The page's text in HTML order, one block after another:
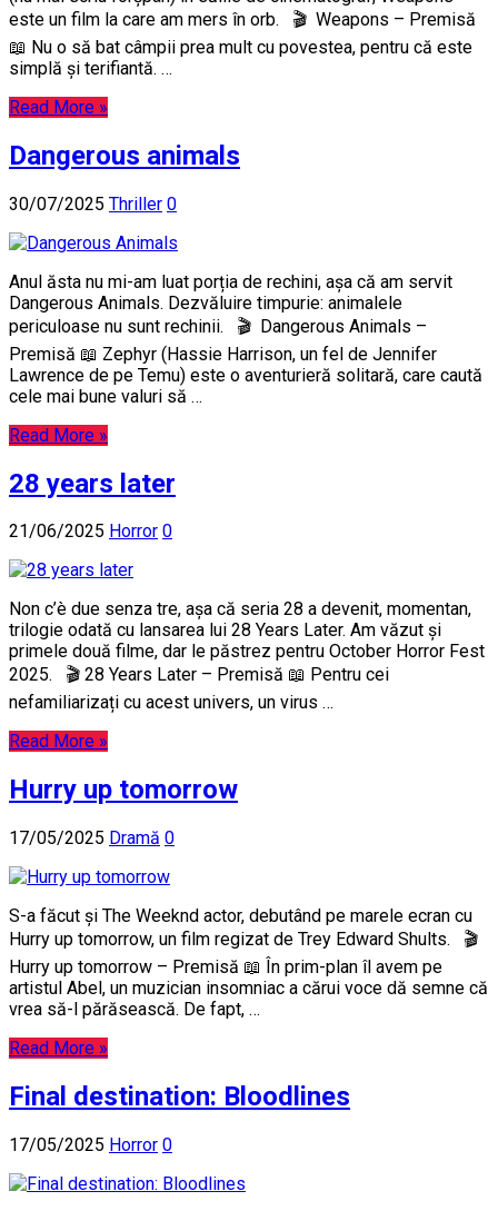
este un film la care am mers în orb. 🎬 Weapons – Premisă
📖 Nu o să bat câmpii prea mult cu povestea, pentru că este
simplă și terifiantă. …
Read More »
Dangerous animals
30/07/2025 Thriller 0
Anul ăsta nu mi-am luat porția de rechini, așa că am servit
Dangerous Animals. Dezvăluire timpurie: animalele
periculoase nu sunt rechinii. 🎬 Dangerous Animals –
Premisă 📖 Zephyr (Hassie Harrison, un fel de Jennifer
Lawrence de pe Temu) este o aventurieră solitară, care caută
cele mai bune valuri să …
Read More »
28 years later
21/06/2025 Horror 0
Non c’è due senza tre, așa că seria 28 a devenit, momentan,
trilogie odată cu lansarea lui 28 Years Later. Am văzut și
primele două filme, dar le păstrez pentru October Horror Fest
2025. 🎬 28 Years Later – Premisă 📖 Pentru cei
nefamiliarizați cu acest univers, un virus …
Read More »
Hurry up tomorrow
17/05/2025 Dramă 0
S-a făcut și The Weeknd actor, debutând pe marele ecran cu
Hurry up tomorrow, un film regizat de Trey Edward Shults. 🎬
Hurry up tomorrow – Premisă 📖 În prim-plan îl avem pe
artistul Abel, un muzician insomniac a cărui voce dă semne că
vrea să-l părăsească. De fapt, …
Read More »
Final destination: Bloodlines
17/05/2025 Horror 0